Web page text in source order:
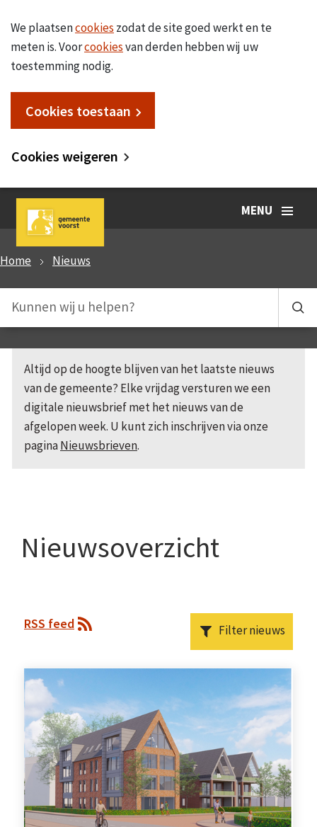
We plaatsencookies zodat de site goed werkt en te
meten is. Voorcookiesvan derden hebben wij uw
toestemming nodig.
Cookies toestaan
Cookies weigeren
MENU
Home Nieuws
Altijd op de hoogte blijven van het laatste nieuws
van de gemeente? Elke vrijdag versturen we een
digitale nieuwsbrief met het nieuws van de
afgelopen week. U kunt zich inschrijven via onze
paginaNieuwsbrieven.
Nieuwsoverzicht
RSS feed Filter nieuws